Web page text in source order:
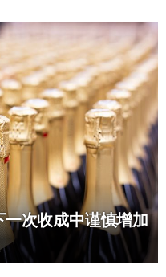
次收成中谨慎增加